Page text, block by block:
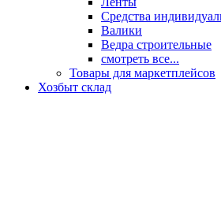
Средства
Валики
Ведра строительные
смотреть все...
Товары для маркетплейсов
Хозбыт склад